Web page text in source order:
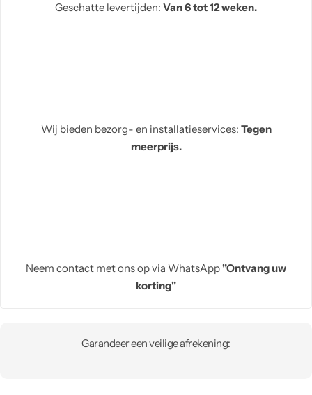
Geschatte levertijden: Van 6 tot 12 weken.
Wij bieden bezorg- en installatieservices: Tegen
meerprijs.
Neem contact met ons op via WhatsApp"Ontvang uw
korting"
Garandeer een veilige afrekening: